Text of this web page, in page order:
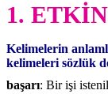
1.
Kelimelerin
kelimeleri sözlük
başarı: Bir işi